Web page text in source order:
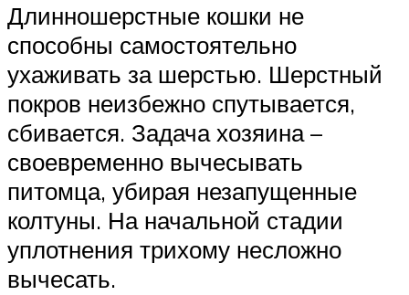
Длинношерстные кошки не
способны самостоятельно
ухаживать за шерстью. Шерстный
покров неизбежно спутывается,
сбивается. Задача хозяина –
своевременно вычесывать
питомца, убирая незапущенные
колтуны. На начальной стадии
уплотнения трихому несложно
вычесать.